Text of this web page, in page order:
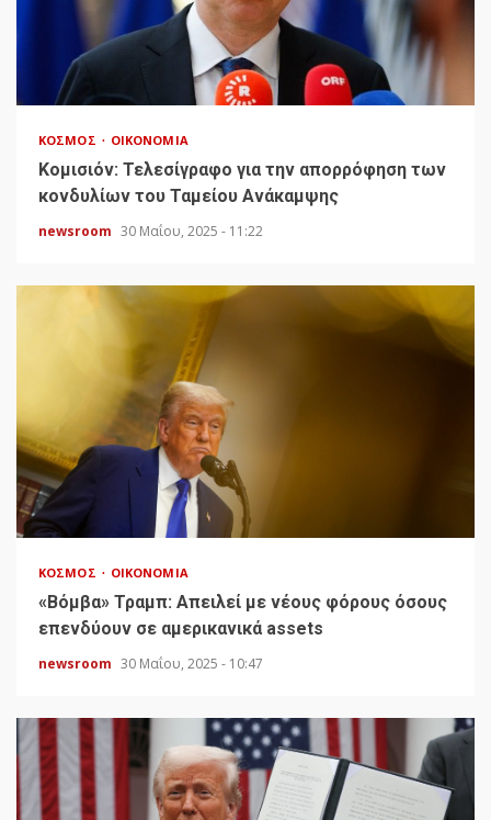
ΚΌΣΜΟΣ ΟΙΚΟΝΟΜΊΑ
Κομισιόν: Τελεσίγραφο για την απορρόφηση των
κονδυλίων του Ταμείου Ανάκαμψης
newsroom 30 Μαΐου, 2025 - 11:22
ΚΌΣΜΟΣ ΟΙΚΟΝΟΜΊΑ
«Bόμβα» Τραμπ: Απειλεί με νέους φόρους όσους
επενδύουν σε αμερικανικά assets
newsroom 30 Μαΐου, 2025 - 10:47